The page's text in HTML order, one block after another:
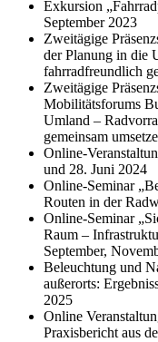
Exkursion
September 2023
Zweitägige
der Planung in die
fahrradfreundlich
Zweitägige
Mobilitätsforums
Umland –
gemeinsam
Online-
und 28. Juni 2024
Online-Seminar
Routen in der
Online-Seminar
Raum –
September,
Beleuchtung und
außerorts:
2025
Online
Praxisbericht aus